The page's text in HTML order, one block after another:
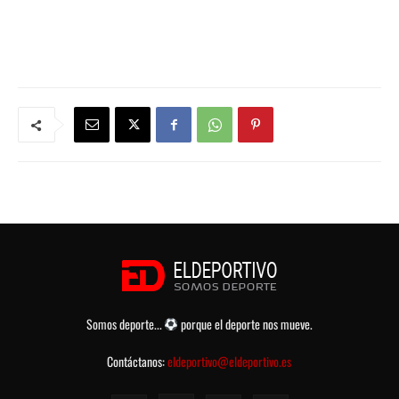
Somos deporte...
porque el deporte nos mueve.
Contáctanos:eldeportivo@eldeportivo.es